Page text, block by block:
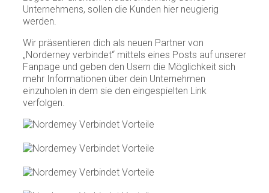
Unternehmens, sollen die Kunden hier neugierig
werden.
Wir präsentieren dich als neuen Partner von
„Norderney verbindet“ mittels eines Posts auf unserer
Fanpage und geben den Usern die Möglichkeit sich
mehr Informationen über dein Unternehmen
einzuholen in dem sie den eingespielten Link
verfolgen.